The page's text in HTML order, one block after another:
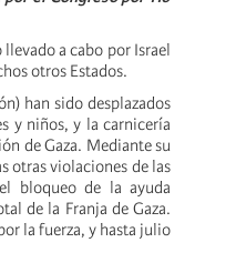
a cabo por Israel
otros Estados.
han sido desplazados
y niños, y la carnicería
de Gaza. Mediante su
otras violaciones de las
bloqueo de la ayuda
de la Franja de Gaza.
la fuerza, y hasta julio